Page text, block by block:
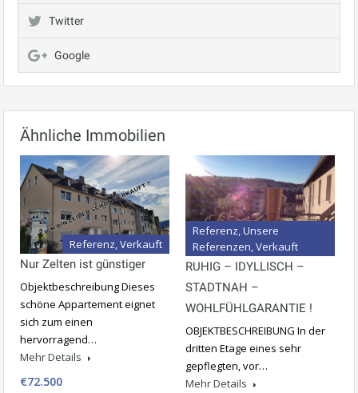
Twitter
Google
Ähnliche Immobilien
Referenz, Verkauft
Nur Zelten ist günstiger
Objektbeschreibung Dieses
schöne Appartement eignet
sich zum einen
hervorragend…
Mehr Details
€72.500
Referenz, Unsere
Referenzen, Verkauft
RUHIG – IDYLLISCH –
STADTNAH –
WOHLFÜHLGARANTIE !
OBJEKTBESCHREIBUNG In der
dritten Etage eines sehr
gepflegten, vor…
Mehr Details